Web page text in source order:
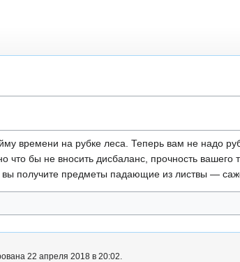
времени на рубке леса. Теперь вам не надо
что бы не вносить дисбаланс, прочность
получите предметы падающие из листвы —
22 апреля 2018 в 20:02.